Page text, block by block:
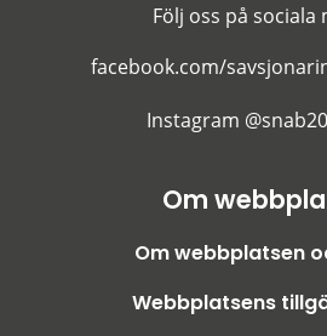
Följ oss på sociala
facebook.com/
Instagram
Om
Om webbplatsen
Webbplatsens